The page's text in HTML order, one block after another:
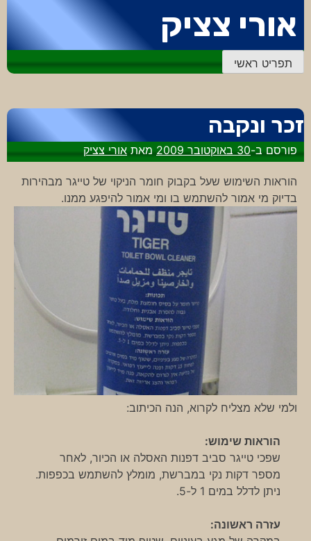
לתוכן
אורי צציק
תפריט ראשי
זכר ונקבה
פורסם ב-30 באוקטובר 2009 מאתאורי צציק
הוראות השימוש שעל בקבוק חומר הניקוי של טייגר מבהירות
בדיוק מי אמור להשתמש בו ומי אמור להיפגע ממנו.
ולמי שלא מצליח לקרוא, הנה הכיתוב:
הוראות שימוש:
שפכי טייגר סביב דפנות האסלה או הכיור, לאחר
מספר דקות נקי במברשת, מומלץ להשתמש בכפפות.
ניתן לדלל במים 1 ל-5.
עזרה ראשונה: